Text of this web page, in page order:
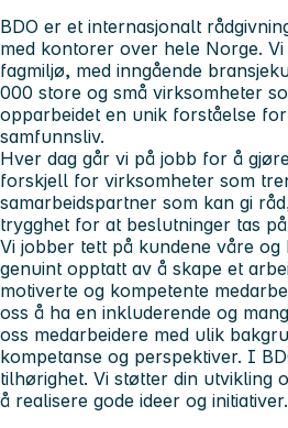
BDO er et internasjonalt
med kontorer over hele Norge.
fagmiljø, med inngående
000 store og små virksomheter
opparbeidet en unik forståelse
samfunnsliv.
Hver dag går vi på jobb for å
forskjell for virksomheter som
samarbeidspartner som kan gi
trygghet for at beslutninger tas
Vi jobber tett på kundene våre
genuint opptatt av å skape et
motiverte og kompetente
oss å ha en inkluderende og
oss medarbeidere med ulik
kompetanse og perspektiver. I
tilhørighet. Vi støtter din utvikling
å realisere gode ideer og initiativer.